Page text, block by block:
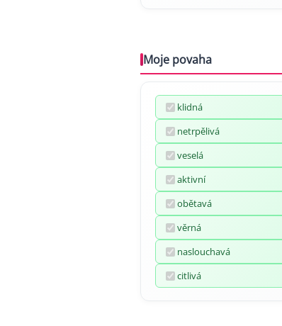
Moje povaha
klidná
netrpělivá
veselá
aktivní
obětavá
věrná
naslouchavá
citlivá